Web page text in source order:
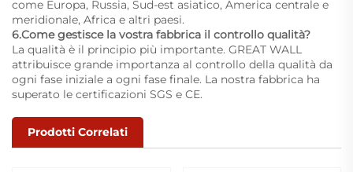
come Europa, Russia, Sud-est asiatico, America centrale e
meridionale, Africa e altri paesi.
6.Come gestisce la vostra fabbrica il controllo qualità?
La qualità è il principio più importante. GREAT WALL
attribuisce grande importanza al controllo della qualità da
ogni fase iniziale a ogni fase finale. La nostra fabbrica ha
superato le certificazioni SGS e CE.
Prodotti Correlati